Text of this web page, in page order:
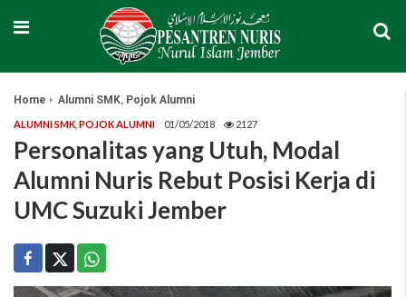
Home Alumni SMK, Pojok Alumni
ALUMNI SMK POJOK ALUMNI 01/05/2018 2127
Personalitas yang Utuh, Modal
Alumni Nuris Rebut Posisi Kerja di
UMC Suzuki Jember